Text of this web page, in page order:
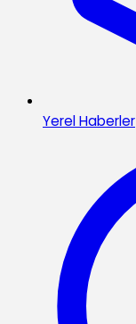
Yerel Haberler